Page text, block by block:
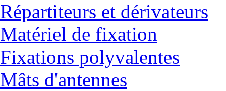
Répartiteurs et dérivateurs
Matériel de fixation
Fixations polyvalentes
Mâts d'antennes